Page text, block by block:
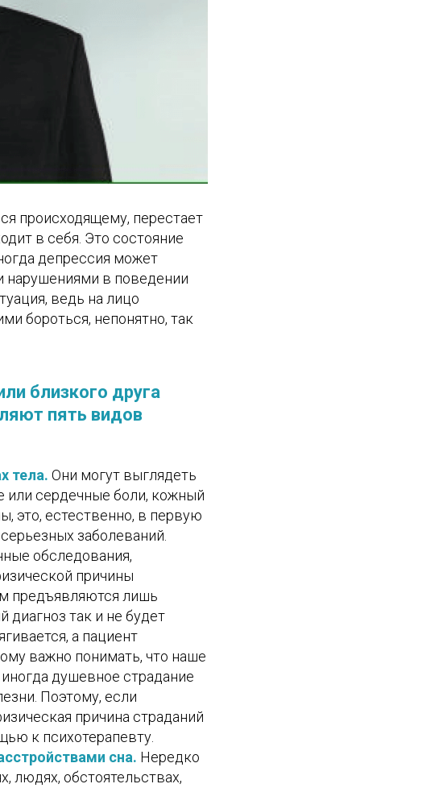
происходящему, перестает
в себя. Это состояние
депрессия может
нарушениями в поведении
ведь на лицо
бороться, непонятно, так
близкого друга
пять видов
тела. Они могут выглядеть
или сердечные боли, кожный
это, естественно, в первую
заболеваний.
обследования,
причины
предъявляются лишь
диагноз так и не будет
а пациент
важно понимать, что наше
душевное страдание
Поэтому, если
причина страданий
к психотерапевту.
сна. Нередко
людях, обстоятельствах,